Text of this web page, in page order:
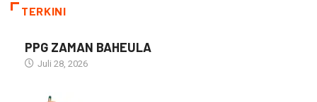
TERKINI
PPG ZAMAN BAHEULA
Juli 28, 2026